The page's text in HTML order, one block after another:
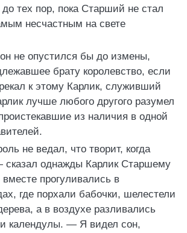
тех пор, пока Старший не стал
несчастным на свете
не опустился бы до измены,
брату королевство, если
к этому Карлик, служивший
лучше любого другого разумел
из наличия в одной
не ведал, что творит, когда
сказал однажды Карлик Старшему
вместе прогуливались в
где порхали бабочки, шелестели
а в воздухе разливались
календулы. — Я видел сон,